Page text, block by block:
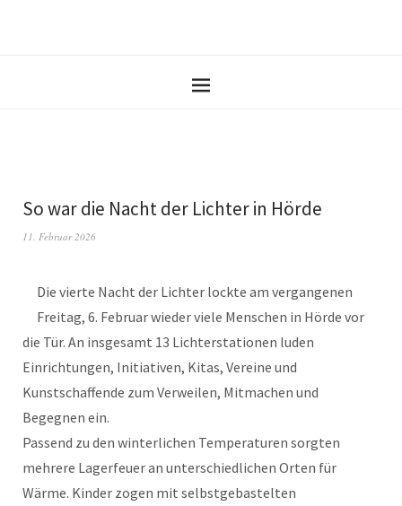
So war die Nacht der Lichter in Hörde
11. Februar 2026
Die vierte Nacht der Lichter lockte am vergangenen
Freitag, 6. Februar wieder viele Menschen in Hörde vor
die Tür. An insgesamt 13 Lichterstationen luden
Einrichtungen, Initiativen, Kitas, Vereine und
Kunstschaffende zum Verweilen, Mitmachen und
Begegnen ein.
Passend zu den winterlichen Temperaturen sorgten
mehrere Lagerfeuer an unterschiedlichen Orten für
Wärme. Kinder zogen mit selbstgebastelten